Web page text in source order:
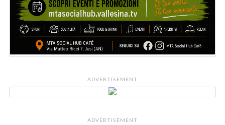
ADVERTISEMENT
ADVERTISEMENT